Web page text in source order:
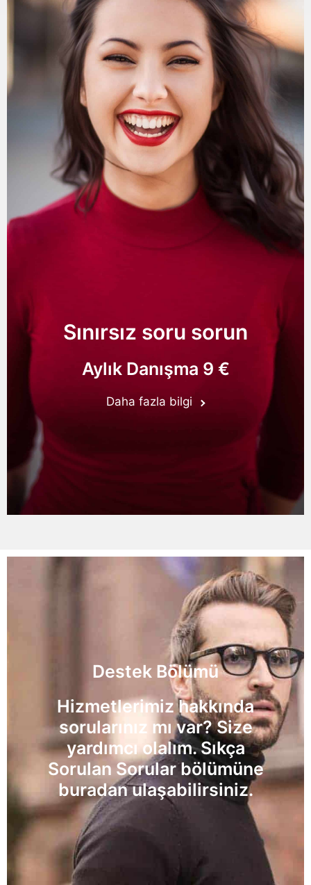
Sınırsız soru sorun
Aylık Danışma 9 €
Daha fazla bilgi
Destek Bölümü
Hizmetlerimiz hakkında
sorularınız mı var? Size
yardımcı olalım. Sıkça
Sorulan Sorular bölümüne
buradan ulaşabilirsiniz.